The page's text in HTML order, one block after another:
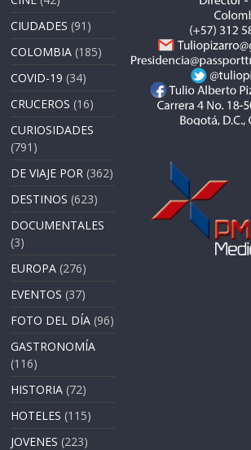
CIUDADES (91)
COLOMBIA (185)
COVID-19 (34)
CRUCEROS (16)
CURIOSIDADES
(791)
DE VIAJE POR (362)
DESTINOS (623)
DOCUMENTALES
(3)
EUROPA (276)
EVENTOS (37)
FOTO DEL DÍA (96)
GASTRONOMÍA
(116)
HISTORIA (72)
HOTELES (115)
JOVENES (223)